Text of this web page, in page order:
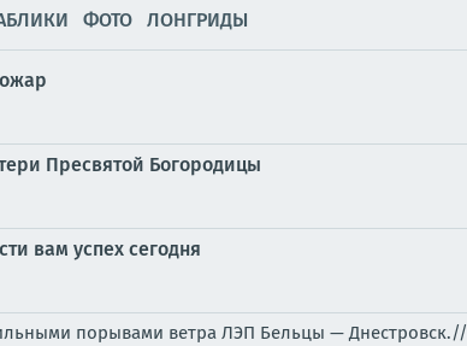
ФОТО ЛОНГРИДЫ
Пресвятой Богородицы
вам успех сегодня
порывами ветра ЛЭП Бельцы — Днестровск.//